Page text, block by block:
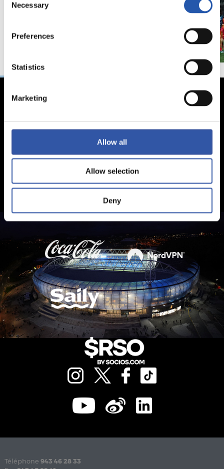
Selection
Necessary
Preferences
Statistics
Marketing
Allow all
Allow selection
Deny
Téléphone 943 46 28 33